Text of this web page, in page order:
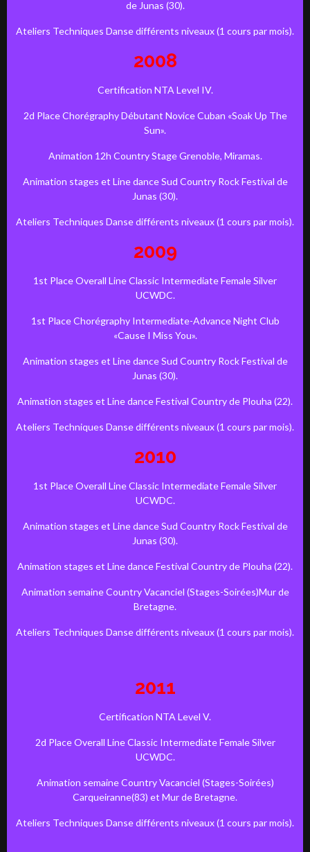
de Junas (30).
Ateliers Techniques Danse différents niveaux (1 cours par mois).
2008
Certification NTA Level IV.
2d Place Chorégraphy Débutant Novice Cuban «Soak Up The
Sun».
Animation 12h Country Stage Grenoble, Miramas.
Animation stages et Line dance Sud Country Rock Festival de
Junas (30).
Ateliers Techniques Danse différents niveaux (1 cours par mois).
2009
1st Place Overall Line Classic Intermediate Female Silver
UCWDC.
1st Place Chorégraphy Intermediate-Advance Night Club
«Cause I Miss You».
Animation stages et Line dance Sud Country Rock Festival de
Junas (30).
Animation stages et Line dance Festival Country de Plouha (22).
Ateliers Techniques Danse différents niveaux (1 cours par mois).
2010
1st Place Overall Line Classic Intermediate Female Silver
UCWDC.
Animation stages et Line dance Sud Country Rock Festival de
Junas (30).
Animation stages et Line dance Festival Country de Plouha (22).
Animation semaine Country Vacanciel (Stages-Soirées)Mur de
Bretagne.
Ateliers Techniques Danse différents niveaux (1 cours par mois).
2011
Certification NTA Level V.
2d Place Overall Line Classic Intermediate Female Silver
UCWDC.
Animation semaine Country Vacanciel (Stages-Soirées)
Carqueiranne(83) et Mur de Bretagne.
Ateliers Techniques Danse différents niveaux (1 cours par mois).